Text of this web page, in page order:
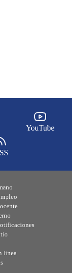
YouTube
línea